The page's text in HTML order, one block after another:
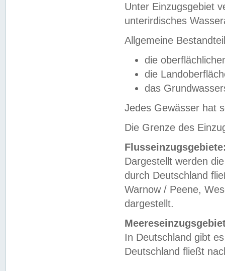
Unter Einzugsgebiet
unterirdisches
Allgemeine
die
die
das
Jedes Gewässer hat
Die Grenze des
Dargestellt werden
durch Deutschland
Warnow / Peene,
dargestellt.
In Deutschland gibt
Deutschland fließt